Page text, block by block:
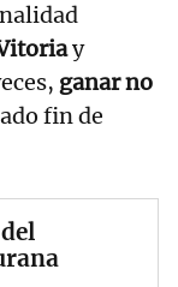
y
ganar no
fin de